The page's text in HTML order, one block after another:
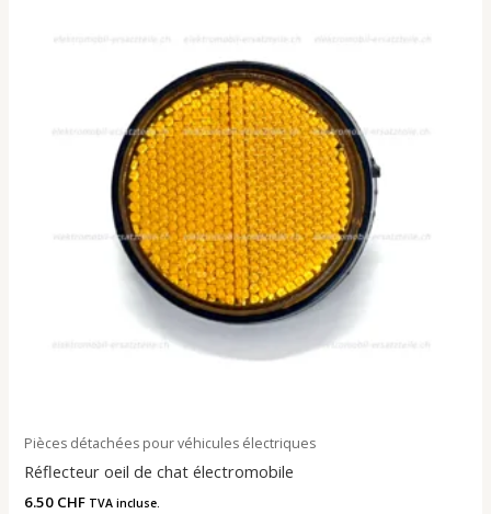
Pièces détachées pour véhicules électriques
Réflecteur oeil de chat électromobile
6.50 CHF TVA incluse.